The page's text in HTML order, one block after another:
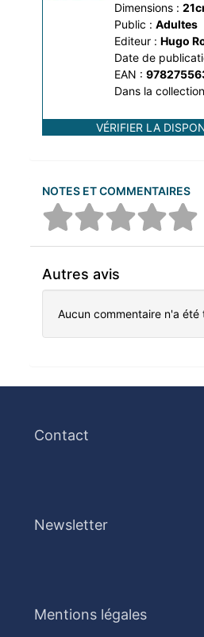
Dimensions :
Public : Adultes
Editeur : Hugo
Date de
EAN :
Dans la
VÉRIFIER LA
NOTES ET COMMENTAIRES
Autres avis
Aucun commentaire n'a été
Contact
Newsletter
Mentions légales